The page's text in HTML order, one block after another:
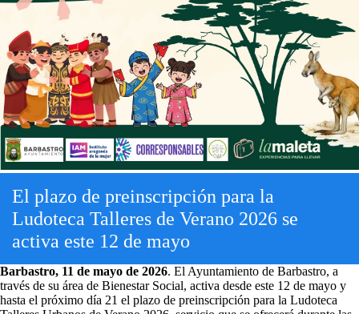
El plazo de preinscripción para la
Ludoteca Talleres de Verano 2026 se
activa este 12 de mayo
Barbastro, 11 de mayo de 2026. El Ayuntamiento de Barbastro, a
través de su área de Bienestar Social, activa desde este 12 de mayo y
hasta el próximo día 21 el plazo de preinscripción para la Ludoteca